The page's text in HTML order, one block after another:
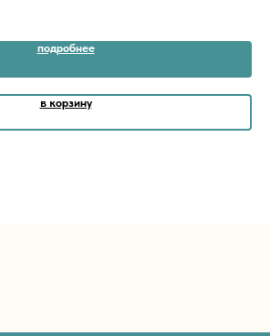
подробнее
в корзину